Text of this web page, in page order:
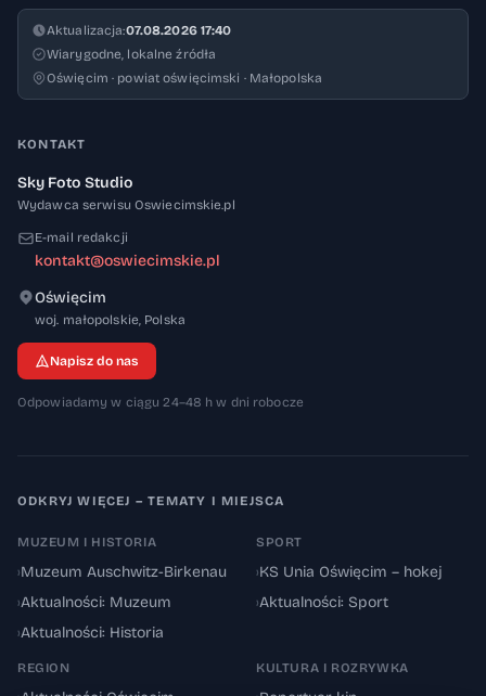
Aktualizacja:07.08.2026 17:40
Wiarygodne, lokalne źródła
Oświęcim · powiat oświęcimski · Małopolska
KONTAKT
Sky Foto Studio
Wydawca serwisu Oswiecimskie.pl
E-mail redakcji
kontakt@oswiecimskie.pl
Oświęcim
woj. małopolskie, 32-600
Polska
Napisz do nas
Odpowiadamy w ciągu 24–48 h w dni robocze
ODKRYJ WIĘCEJ – TEMATY I MIEJSCA
MUZEUM I HISTORIA
›Muzeum Auschwitz-Birkenau
›Aktualności: Muzeum
›Aktualności: Historia
SPORT
›KS Unia Oświęcim – hokej
›Aktualności: Sport
REGION KULTURA I ROZRYWKA